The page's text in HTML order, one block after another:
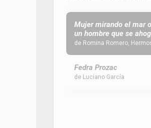
Mujer mirando el mar
un hombre que se
de Romina Romero,
Fedra Prozac
de Luciano García